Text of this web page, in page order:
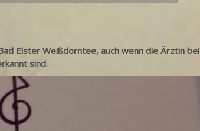
Elster Weißdorntee, auch wenn die Ärztin bei
sind.